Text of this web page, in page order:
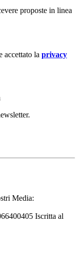
proposte in linea
accettato la privacy
Media:
Iscritta al